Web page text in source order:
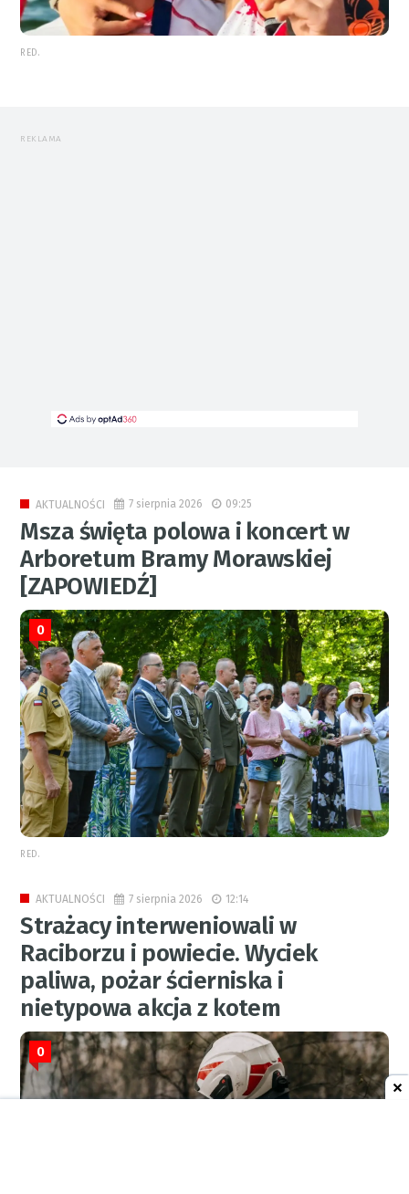
RED.
REKLAMA
AKTUALNOŚCI 7 sierpnia 2026 09:25
Msza święta polowa i koncert w
Arboretum Bramy Morawskiej
[ZAPOWIEDŹ]
0
RED.
AKTUALNOŚCI 7 sierpnia 2026 12:14
Strażacy interweniowali w
Raciborzu i powiecie. Wyciek
paliwa, pożar ścierniska i
nietypowa akcja z kotem
0